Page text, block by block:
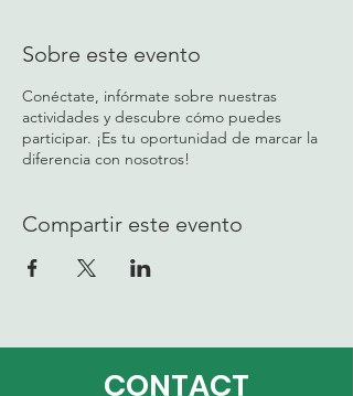
Sobre este evento
Conéctate, infórmate sobre nuestras
actividades y descubre cómo puedes
participar. ¡Es tu oportunidad de marcar la
diferencia con nosotros!
Compartir este evento
CONTACT